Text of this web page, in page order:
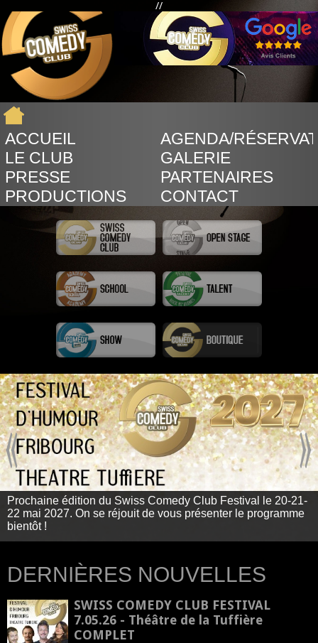
//
ACCUEIL
AGENDA/
LE CLUB
GALERIE
PRESSE
PARTENAIRES
PRODUCTIONS
CONTACT
Prochaine édition du Swiss Comedy Club Festival le 20-21-
22 mai 2027. On se réjouit de vous présenter le programme
bientôt !
DERNIÈRES NOUVELLES
SWISS COMEDY CLUB FESTIVAL
7.05.26 - Théâtre de la Tuffière
COMPLET